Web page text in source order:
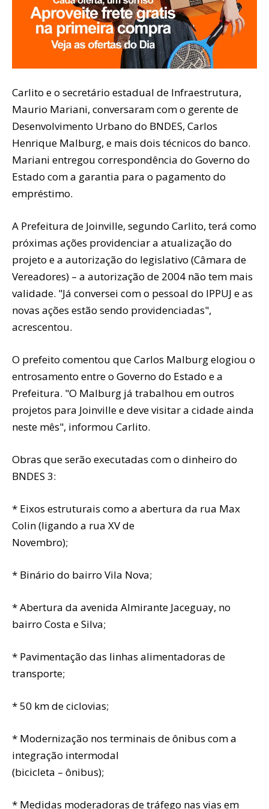
Carlito e o secretário estadual de Infraestrutura,
Maurio Mariani, conversaram com o gerente de
Desenvolvimento Urbano do BNDES, Carlos
Henrique Malburg, e mais dois técnicos do banco.
Mariani entregou correspondência do Governo do
Estado com a garantia para o pagamento do
empréstimo.
A Prefeitura de Joinville, segundo Carlito, terá como
próximas ações providenciar a atualização do
projeto e a autorização do legislativo (Câmara de
Vereadores) – a autorização de 2004 não tem mais
validade. "Já conversei com o pessoal do IPPUJ e as
novas ações estão sendo providenciadas",
acrescentou.
O prefeito comentou que Carlos Malburg elogiou o
entrosamento entre o Governo do Estado e a
Prefeitura. "O Malburg já trabalhou em outros
projetos para Joinville e deve visitar a cidade ainda
neste mês", informou Carlito.
Obras que serão executadas com o dinheiro do
BNDES 3:
* Eixos estruturais como a abertura da rua Max
Colin (ligando a rua XV de
Novembro);
* Binário do bairro Vila Nova;
* Abertura da avenida Almirante Jaceguay, no
bairro Costa e Silva;
* Pavimentação das linhas alimentadoras de
transporte;
* 50 km de ciclovias;
* Modernização nos terminais de ônibus com a
integração intermodal
(bicicleta – ônibus);
* Medidas moderadoras de tráfego nas vias em